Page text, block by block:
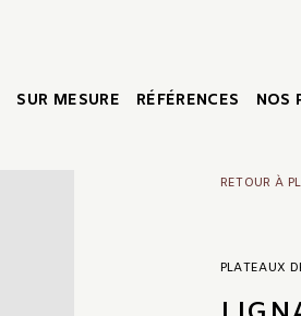
SUR MESURE RÉFÉRENCES NOS
RETOUR À
PLATEAUX